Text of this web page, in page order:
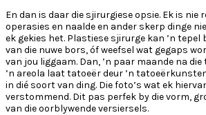
En dan is daar die sjirurgiese opsie. Ek is nie
operasies en naalde en ander skerp dinge
ek gekies het. Plastiese sjirurge kan ’n tepel
van die nuwe bors, óf weefsel wat gegaps
van jou liggaam. Dan, ’n paar maande na
’n areola laat tatoeër deur ’n
in dié soort van ding. Die foto’s wat ek
verstommend. Dit pas perfek by die vorm,
van die oorblywende versiersels.